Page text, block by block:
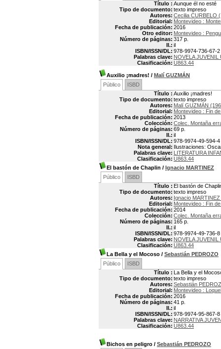
Título : Aunque él no esté
Tipo de documento: texto impreso
Autores: Cecilia CURBELO
Editorial: Montevideo :
Fecha de publicación: 2016
Otro editor: Montevideo :
Número de páginas: 317 p.
Il.: il
ISBN/ISSN/DL: 978-9974-736-67-2
Palabras clave: NOVELA JUVENIL
Clasificación: U863.44
Auxilio ¡madres! / Malí GUZMÁN
Público
ISBD
Título : Auxilio ¡madres!
Tipo de documento: texto impreso
Autores: Malí GUZMÁN
Editorial: Montevideo : Fin
Fecha de publicación: 2013
Colección: Colec. Montaña
Número de páginas: 69 p.
Il.: il
ISBN/ISSN/DL: 978-9974-49-594-4
Nota general: Ilustraciones:
Palabras clave: LITERATURA
Clasificación: U863.44
El bastón de Chaplin / Ignacio MARTINEZ
Público
ISBD
Título : El bastón de
Tipo de documento: texto impreso
Autores: Ignacio
Editorial: Montevideo : Fin
Fecha de publicación: 2014
Colección: Colec. Montaña
Número de páginas: 165 p.
Il.: il
ISBN/ISSN/DL: 978-9974-49-736-8
Palabras clave: NOVELA JUVENIL
Clasificación: U863.44
La Bella y el Mocoso / Sebastián PEDROZO
Público
ISBD
Título : La Bella y el
Tipo de documento: texto impreso
Autores: Sebastián
Editorial: Montevideo :
Fecha de publicación: 2016
Número de páginas: 41 p.
Il.: il
ISBN/ISSN/DL: 978-9974-95-867-8
Palabras clave: NARRATIVA
Clasificación: U863.44
Bichos en peligro / Sebastián PEDROZO